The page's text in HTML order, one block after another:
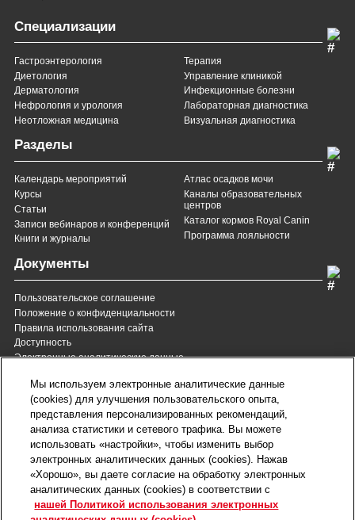
Специализации
Гастроэнтерология
Диетология
Дерматология
Нефрология и урология
Неотложная медицина
Терапия
Управление клиникой
Инфекционные болезни
Лабораторная диагностика
Визуальная диагностика
Разделы
Календарь мероприятий
Курсы
Статьи
Записи вебинаров и конференций
Книги и журналы
Атлас осадков мочи
Каналы образовательных
центров
Каталог кормов Royal Canin
Программа лояльности
Документы
Пользовательское соглашение
Положение о конфиденциальности
Правила использования сайта
Доступность
Электронные аналитические данные
8 (800) 200-37-35
Служба Заботы для России
звонок бесплатный для
всех регионов России
8 (820) 007-137-35
Служба Заботы для
Республики Беларусь
contact@royalcanin.ru
Карта сайта
Настройки файлов cookie
Мы используем электронные аналитические данные
(cookies) для улучшения пользовательского опыта,
представления персонализированных рекомендаций,
анализа статистики и сетевого трафика. Вы можете
использовать «настройки», чтобы изменить выбор
электронных аналитических данных (cookies). Нажав
«Хорошо», вы даете согласие на обработку электронных
аналитических данных (cookies) в соответствии с
нашей Политикой использования электронных